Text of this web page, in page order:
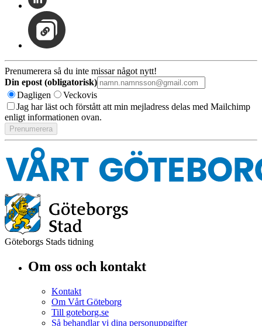
Prenumerera så du inte missar något nytt!
Din epost (obligatorisk)
Dagligen
Veckovis
Jag har läst och förstått att min mejladress delas med Mailchimp
enligt informationen ovan.
Göteborgs Stads tidning
Om oss och kontakt
Kontakt
Om Vårt Göteborg
Till goteborg.se
Så behandlar vi dina personuppgifter